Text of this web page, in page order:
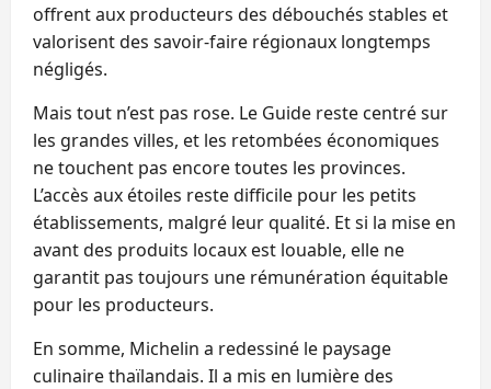
offrent aux producteurs des débouchés stables et
valorisent des savoir-faire régionaux longtemps
négligés.
Mais tout n’est pas rose. Le Guide reste centré sur
les grandes villes, et les retombées économiques
ne touchent pas encore toutes les provinces.
L’accès aux étoiles reste difficile pour les petits
établissements, malgré leur qualité. Et si la mise en
avant des produits locaux est louable, elle ne
garantit pas toujours une rémunération équitable
pour les producteurs.
En somme, Michelin a redessiné le paysage
culinaire thaïlandais. Il a mis en lumière des